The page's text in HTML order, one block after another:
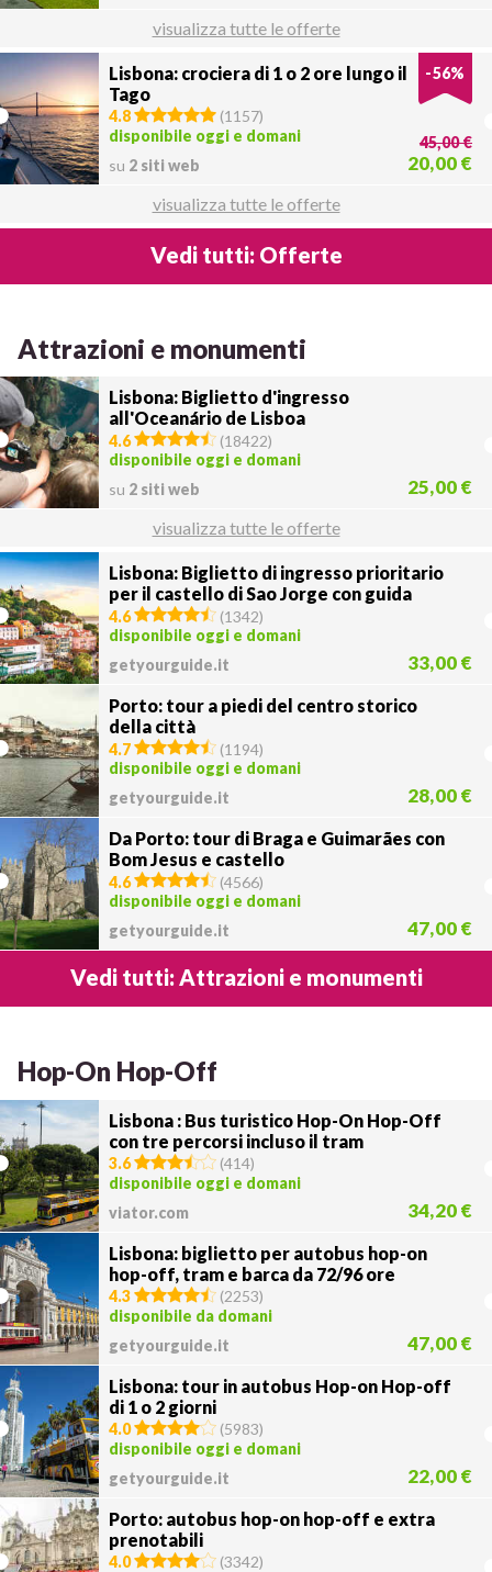
visualizza tutte le offerte
Lisbona: crociera di 1 o 2 ore lungo il
Tago
-56%
4.8 (1157)
disponibile oggi e domani
su 2 siti web
45,00 €
20,00 €
visualizza tutte le offerte
Vedi tutti: Offerte
Attrazioni e monumenti
Lisbona: Biglietto d'ingresso
all'Oceanário de Lisboa
4.6 (18422)
disponibile oggi e domani
su 2 siti web 25,00 €
visualizza tutte le offerte
Lisbona: Biglietto di ingresso prioritario
per il castello di Sao Jorge con guida
4.6 (1342)
disponibile oggi e domani
getyourguide.it
33,00 €
Porto: tour a piedi del centro storico
della città
4.7 (1194)
disponibile oggi e domani
getyourguide.it
28,00 €
Da Porto: tour di Braga e Guimarães con
Bom Jesus e castello
4.6 (4566)
disponibile oggi e domani
getyourguide.it
47,00 €
Vedi tutti: Attrazioni e monumenti
Hop-On Hop-Off
Lisbona : Bus turistico Hop-On Hop-Off
con tre percorsi incluso il tram
3.6 (414)
disponibile oggi e domani
viator.com
34,20 €
Lisbona: biglietto per autobus hop-on
hop-off, tram e barca da 72/96 ore
4.3 (2253)
disponibile da domani
getyourguide.it
47,00 €
Lisbona: tour in autobus Hop-on Hop-off
di 1 o 2 giorni
4.0 (5983)
disponibile oggi e domani
getyourguide.it
22,00 €
Porto: autobus hop-on hop-off e extra
prenotabili
4.0 (3342)